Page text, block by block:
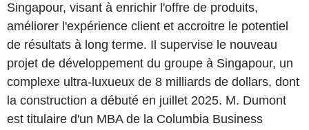
Singapour, visant à enrichir l'offre de produits,
améliorer l'expérience client et accroitre le potentiel
de résultats à long terme. Il supervise le nouveau
projet de développement du groupe à Singapour, un
complexe ultra-luxueux de 8 milliards de dollars, dont
la construction a débuté en juillet 2025. M. Dumont
est titulaire d'un MBA de la Columbia Business